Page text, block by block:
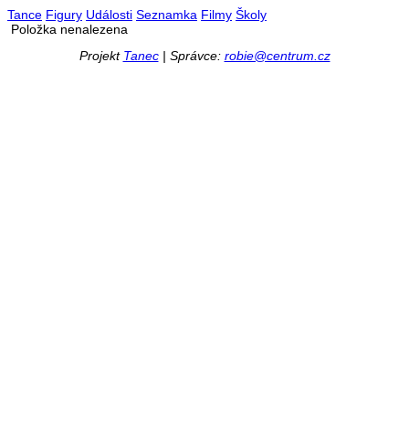
Tance Figury Události Seznamka Filmy Školy
Položka nenalezena
Projekt Tanec| Správce: robie@centrum.cz